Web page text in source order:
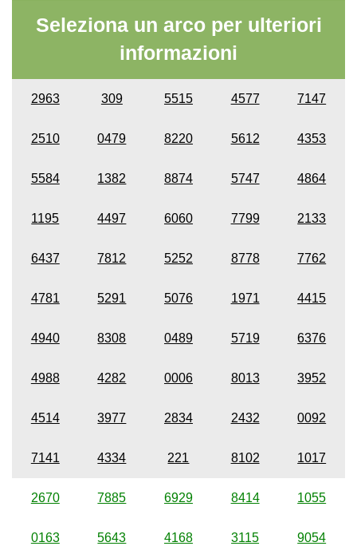
Seleziona un arco per ulteriori
informazioni
2963 309 5515 4577 7147
2510 0479 8220 5612 4353
5584 1382 8874 5747 4864
1195 4497 6060 7799 2133
6437 7812 5252 8778 7762
4781 5291 5076 1971 4415
4940 8308 0489 5719 6376
4988 4282 0006 8013 3952
4514 3977 2834 2432 0092
7141 4334 221 8102 1017
2670 7885 6929 8414 1055
0163 5643 4168 3115 9054